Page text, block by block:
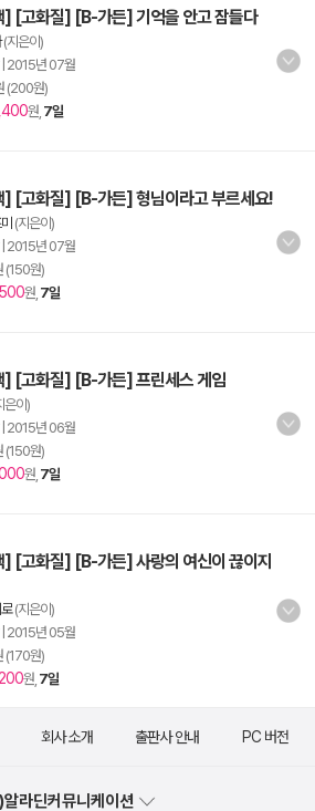
] [고화질] [B-가든] 기억을 안고 잠들다
(지은이)
2015년 07월
(200원)
원, 7일
] [고화질] [B-가든] 형님이라고 부르세요!
(지은이)
2015년 07월
(150원)
원, 7일
] [고화질] [B-가든] 프린세스 게임
은이)
2015년 06월
(150원)
원, 7일
] [고화질] [B-가든] 사랑의 여신이 끊이지
(지은이)
2015년 05월
(170원)
원, 7일
회사 소개 출판사 안내 PC 버전
라딘커뮤니케이션